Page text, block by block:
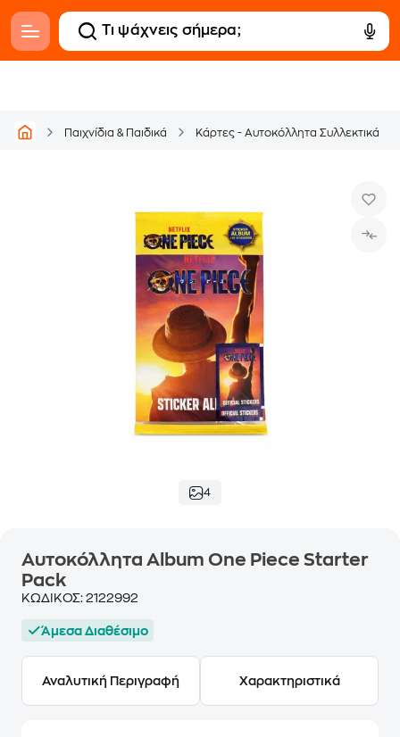
Παιχνίδια & Παιδικά Κάρτες - Αυτοκόλλητα Συλλεκτικά
4
Αυτοκόλλητα Album One Piece Starter
Pack
ΚΩΔΙΚΟΣ: 2122992
Άμεσα Διαθέσιμο
Αναλυτική Περιγραφή Χαρακτηριστικά